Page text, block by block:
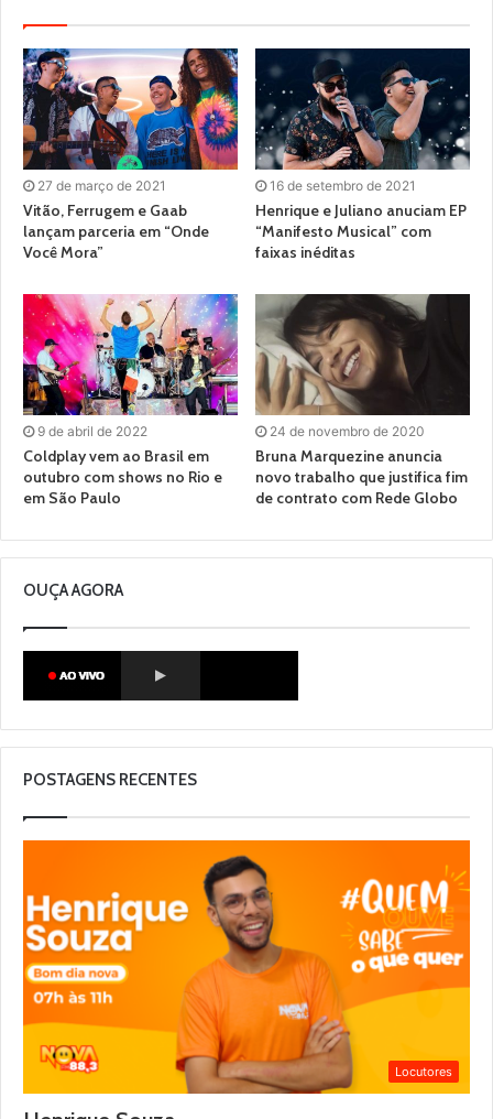
27 de março de 2021
Vitão, Ferrugem e Gaab
lançam parceria em “Onde
Você Mora”
16 de setembro de 2021
Henrique e Juliano anuciam EP
“Manifesto Musical” com
faixas inéditas
9 de abril de 2022
Coldplay vem ao Brasil em
outubro com shows no Rio e
em São Paulo
24 de novembro de 2020
Bruna Marquezine anuncia
novo trabalho que justifica fim
de contrato com Rede Globo
OUÇA AGORA
POSTAGENS RECENTES
Locutores